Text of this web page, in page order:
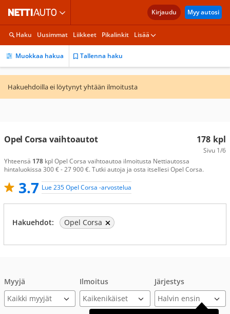
Kirjaudu Myy autosi
Haku Uusimmat Liikkeet Pikalinkit Lisää
Muokkaa hakua Tallenna haku
Hakuehdoilla ei löytynyt yhtään ilmoitusta
178 kpl
Sivu 1/6
Opel Corsa vaihtoautot
Yhteensä 178 kpl Opel Corsa vaihtoautoa ilmoitusta Nettiautossa
hintaluokissa 300 € - 27 900 €. Tutki autoja ja osta itsellesi Opel Corsa.
3.7 Lue 235 Opel Corsa -arvostelua
Hakuehdot: Opel Corsa
Myyjä
Kaikki myyjät
Ilmoitus Järjestys